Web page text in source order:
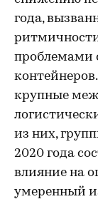
года,
проблемами
крупные
из них,
2020 года
влияние на
умеренный